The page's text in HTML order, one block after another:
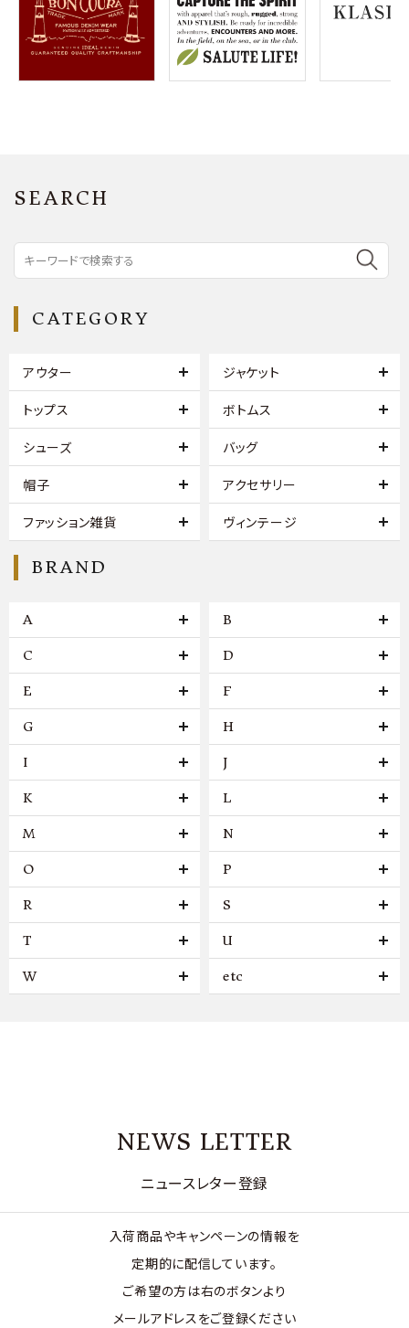
meeting_room ログイン 会員登録
SEARCH
CATEGORY
アウター ジャケット
トップス ボトムス
シューズ バッグ
帽子 アクセサリー
ファッション雑貨 ヴィンテージ
BRAND
A B
C D
E F
G H
I J
K L
M N
O P
R S
T U
W etc
NEWS LETTER
ニュースレター登録
入荷商品やキャンペーンの情報を
定期的に配信しています。
ご希望の方は右のボタンより
メールアドレスをご登録ください